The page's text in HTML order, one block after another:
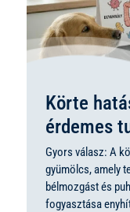
Körte
érdemes
Gyors válasz: A
gyümölcs, amely
bélmozgást és
fogyasztása